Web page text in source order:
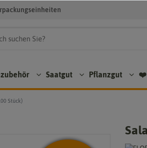
Saatgut Pflanzgut ❤️
Stück)